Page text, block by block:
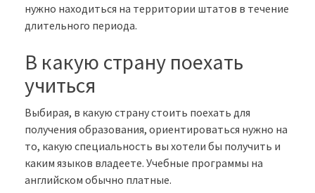
нужно находиться на территории штатов в течение
длительного периода.
В какую страну поехать
учиться
Выбирая, в какую страну стоить поехать для
получения образования, ориентироваться нужно на
то, какую специальность вы хотели бы получить и
каким языков владеете. Учебные программы на
английском обычно платные.